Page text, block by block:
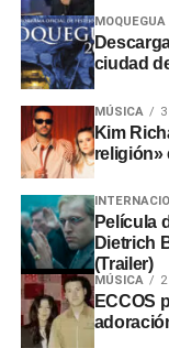
MOQUEGUA
ciudad
MÚSICA
Kim
religión»
Película
Dietrich
(Trailer)
MÚSICA
ECCOS